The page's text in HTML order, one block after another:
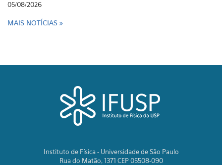
05/08/2026
MAIS NOTÍCIAS
Instituto de Física - Universidade de São Paulo
Rua do Matão, 1371 CEP 05508-090